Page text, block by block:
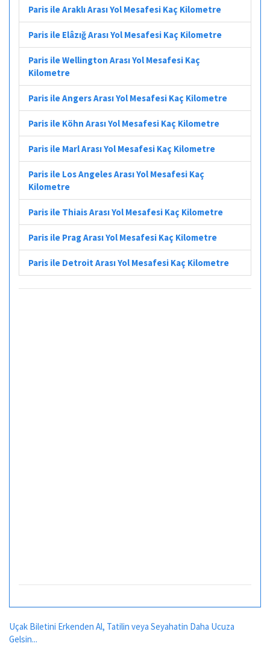
Paris ile Araklı Arası Yol Mesafesi Kaç Kilometre
Paris ile Elâzığ Arası Yol Mesafesi Kaç Kilometre
Paris ile Wellington Arası Yol Mesafesi Kaç
Kilometre
Paris ile Angers Arası Yol Mesafesi Kaç Kilometre
Paris ile Köhn Arası Yol Mesafesi Kaç Kilometre
Paris ile Marl Arası Yol Mesafesi Kaç Kilometre
Paris ile Los Angeles Arası Yol Mesafesi Kaç
Kilometre
Paris ile Thiais Arası Yol Mesafesi Kaç Kilometre
Paris ile Prag Arası Yol Mesafesi Kaç Kilometre
Paris ile Detroit Arası Yol Mesafesi Kaç Kilometre
Uçak Biletini Erkenden Al, Tatilin veya Seyahatin Daha Ucuza
Gelsin...